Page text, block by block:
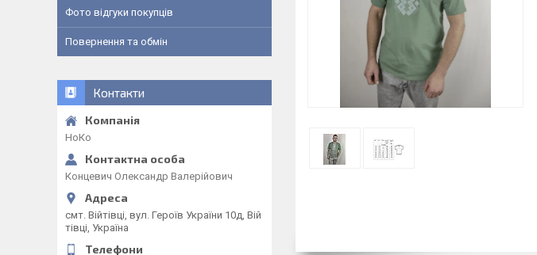
Фото відгуки покупців
Повернення та обмін
Контакти
НоКо
Концевич Олександр Валерійович
смт. Війтівці, вул. Героїв України 10д, Вій
тівці, Україна